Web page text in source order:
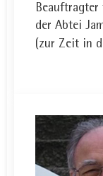
der Abtei
(zur Zeit in